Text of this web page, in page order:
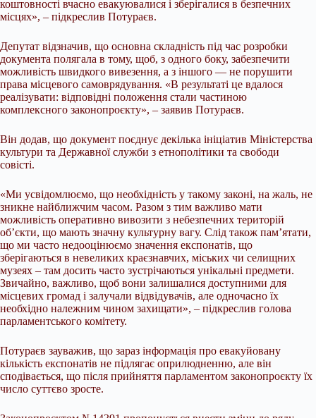
коштовності вчасно евакуювалися і зберігалися в безпечних
місцях», – підкреслив Потураєв.
Депутат відзначив, що основна складність під час розробки
документа полягала в тому, щоб, з одного боку, забезпечити
можливість швидкого вивезення, а з іншого — не порушити
права місцевого самоврядування. «В результаті це вдалося
реалізувати: відповідні положення стали частиною
комплексного законопроєкту», – заявив Потураєв.
Він додав, що документ поєднує декілька ініціатив Міністерства
культури та Державної служби з етнополітики та свободи
совісті.
«Ми усвідомлюємо, що необхідність у такому законі, на жаль, не
зникне найближчим часом. Разом з тим важливо мати
можливість оперативно вивозити з небезпечних територій
об’єкти, що мають значну культурну вагу. Слід також пам’ятати,
що ми часто недооцінюємо значення експонатів, що
зберігаються в невеликих краєзнавчих, міських чи селищних
музеях – там досить часто зустрічаються унікальні предмети.
Звичайно, важливо, щоб вони залишалися доступними для
місцевих громад і залучали відвідувачів, але одночасно їх
необхідно належним чином захищати», – підкреслив голова
парламентського комітету.
Потураєв зауважив, що зараз інформація про евакуйовану
кількість експонатів не підлягає оприлюдненню, але він
сподівається, що після прийняття парламентом законопроєкту їх
число суттєво зросте.